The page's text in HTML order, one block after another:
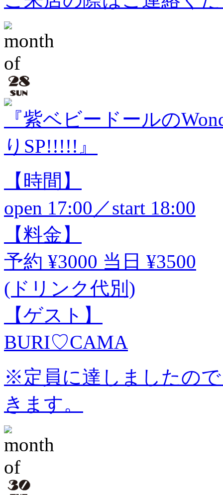
『紫ベビードールの
りSP!!!!!』
【時間】
open 17:00／start 18:00
【料金】
予約 ¥3000 当日 ¥3500
(ドリンク代別)
【ゲスト】
BURI♡CAMA
※定員に達しましたの
きます。